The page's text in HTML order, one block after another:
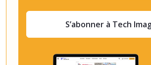
S’abonner à Tech